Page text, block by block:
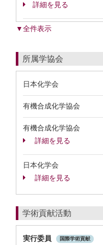
詳細を見る
▼全件表示
所属学協会
日本化学会
有機合成化学協会
有機合成化学協会
詳細を見る
日本化学会
詳細を見る
学術貢献活動
実行委員 国際学術貢献